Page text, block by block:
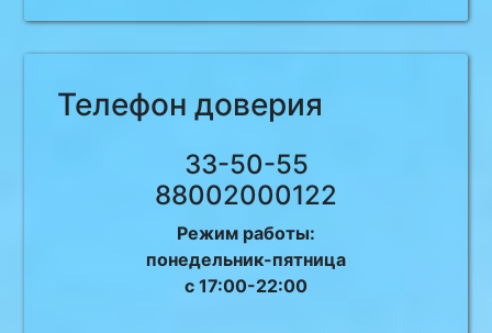
Телефон доверия
33-50-55
88002000122
Режим работы:
понедельник-пятница
с 17:00-22:00